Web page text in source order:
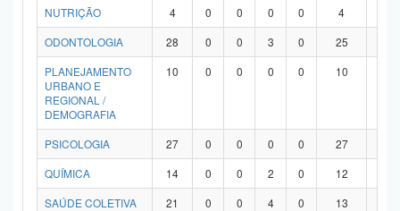
NUTRIÇÃO 4 0 0 0 0 4
ODONTOLOGIA
28 0 0 3 0 25
PLANEJAMENTO
URBANO E
REGIONAL /
DEMOGRAFIA
10 0 0 0 0 10
PSICOLOGIA 27 0 0 0 0 27
QUÍMICA
14 0 0 2 0 12
SAÚDE COLETIVA
21 0 0 4 0 13